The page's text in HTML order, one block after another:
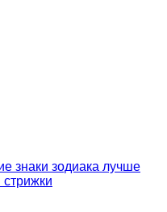
знаки зодиака лучше